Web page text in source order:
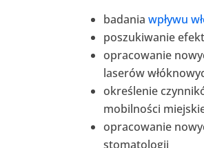
badaniawpływu
poszukiwanie
opracowanie
laserów
określenie
mobilności
opracowanie
stomatologii